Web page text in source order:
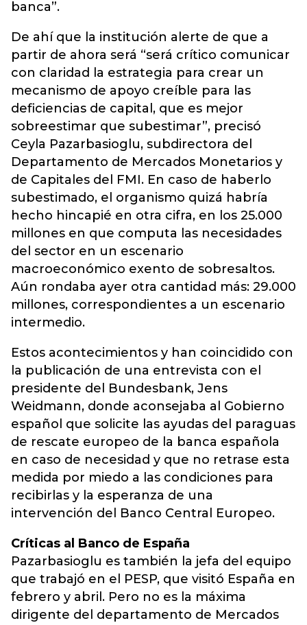
banca”.
De ahí que la institución alerte de que a
partir de ahora será “será crítico comunicar
con claridad la estrategia para crear un
mecanismo de apoyo creíble para las
deficiencias de capital, que es mejor
sobreestimar que subestimar”, precisó
Ceyla Pazarbasioglu, subdirectora del
Departamento de Mercados Monetarios y
de Capitales del FMI. En caso de haberlo
subestimado, el organismo quizá habría
hecho hincapié en otra cifra, en los 25.000
millones en que computa las necesidades
del sector en un escenario
macroeconómico exento de sobresaltos.
Aún rondaba ayer otra cantidad más: 29.000
millones, correspondientes a un escenario
intermedio.
Estos acontecimientos y han coincidido con
la publicación de una entrevista con el
presidente del Bundesbank, Jens
Weidmann, donde aconsejaba al Gobierno
español que solicite las ayudas del paraguas
de rescate europeo de la banca española
en caso de necesidad y que no retrase esta
medida por miedo a las condiciones para
recibirlas y la esperanza de una
intervención del Banco Central Europeo.
Críticas al Banco de España
Pazarbasioglu es también la jefa del equipo
que trabajó en el PESP, que visitó España en
febrero y abril. Pero no es la máxima
dirigente del departamento de Mercados